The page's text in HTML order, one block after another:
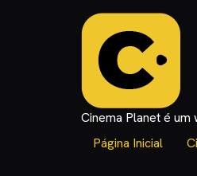
Cinema Planet é
Página Inicial